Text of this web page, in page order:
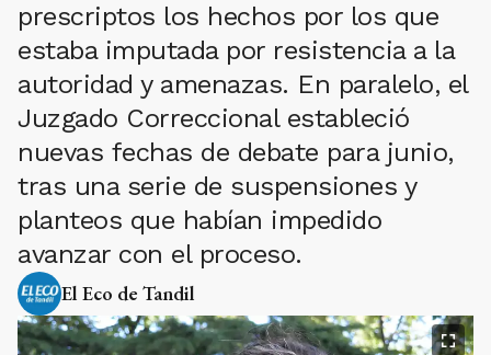
prescriptos los hechos por los que
estaba imputada por resistencia a la
autoridad y amenazas. En paralelo, el
Juzgado Correccional estableció
nuevas fechas de debate para junio,
tras una serie de suspensiones y
planteos que habían impedido
avanzar con el proceso.
El Eco de Tandil